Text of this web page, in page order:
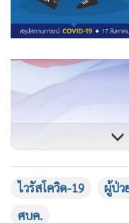
ไวรัสโควิด-19 ผู้ป่ว
ศบค.